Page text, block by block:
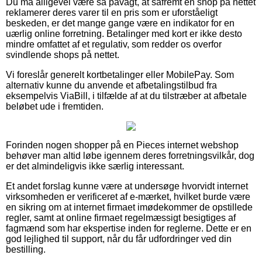
reklamerer deres varer til en pris som er uforståeligt
beskeden, er det mange gange være en indikator for en
uærlig online forretning. Betalinger med kort er ikke desto
mindre omfattet af et regulativ, som redder os overfor
svindlende shops på nettet.
Vi foreslår generelt kortbetalinger eller MobilePay. Som
alternativ kunne du anvende et afbetalingstilbud fra
eksempelvis ViaBill, i tilfælde af at du tilstræber at afbetale
beløbet ude i fremtiden.
Forinden nogen shopper på en Pieces internet webshop
behøver man altid løbe igennem deres forretningsvilkår, dog
er det almindeligvis ikke særlig interessant.
Et andet forslag kunne være at undersøge hvorvidt internet
virksomheden er verificeret af e-mærket, hvilket burde være
en sikring om at internet firmaet imødekommer de opstillede
regler, samt at online firmaet regelmæssigt besigtiges af
fagmænd som har ekspertise inden for reglerne. Dette er en
god lejlighed til support, når du får udfordringer ved din
bestilling.